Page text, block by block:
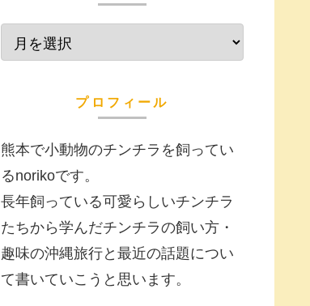
プロフィール
熊本で小動物のチンチラを飼ってい
るnorikoです。
長年飼っている可愛らしいチンチラ
たちから学んだチンチラの飼い方・
趣味の沖縄旅行と最近の話題につい
て書いていこうと思います。